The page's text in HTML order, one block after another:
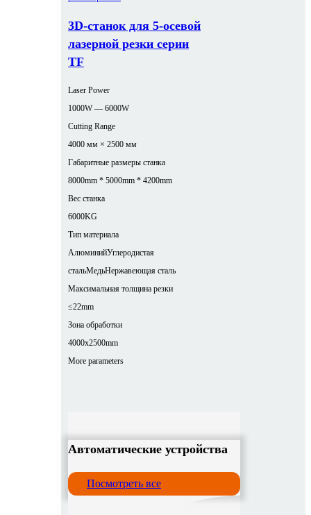
3D-станок для 5-осевой
лазерной резки серии
TF
Laser Power
1000W — 6000W
Cutting Range
4000 мм × 2500 мм
Габаритные размеры станка
8000mm * 5000mm * 4200mm
Вес станка
6000KG
Тип материала
АлюминийУглеродистая
стальМедьНержавеющая сталь
Максимальная толщина резки
≤22mm
Зона обработки
4000x2500mm
More parameters
Автоматические устройства
Посмотреть все